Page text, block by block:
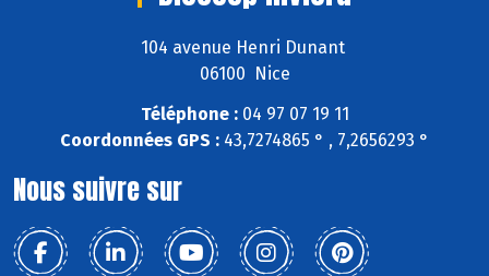
104 avenue Henri Dunant
06100 Nice
Téléphone :04 97 07 19 11
Coordonnées GPS : 43,7274865 ° , 7,2656293 °
Nous suivre sur